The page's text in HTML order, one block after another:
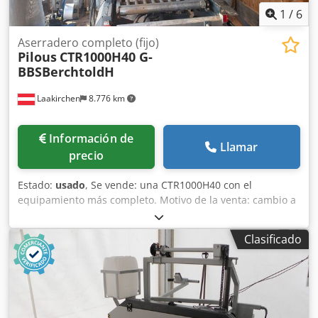
1 / 6
Laakirchen 8.776 km
Aserradero completo (fijo)
Pilous CTR1000H40 G-
BBSBerchtoldH
Información de
precio
Llamar
Estado: usado, Se vende: una CTR1000H40 con el
equipamiento más completo. Motivo de la venta: cambio a
la CTR1000H60 debido a nuevos pedidos especiales.
Estado: en perfecto estado. Ubicación: DE-85391 Aiterbach
Persona de contacto: Roman Griesauer Visita: la máquina
está en funcionamiento y puede ser visitada y demostrada
con previo acuerdo. Incluye el siguiente equipamiento:
CTR1000H40-ZUB: sistema de alimentación del material
cortado. CTR950H-DS: cargador de troncos de doble brazo.
Clasificado